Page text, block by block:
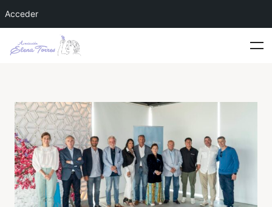
Acceder